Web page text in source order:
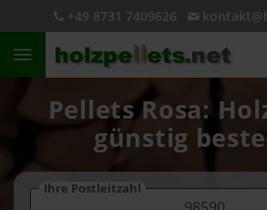
+49 8731 7409626
Pellets Rosa:
günstig
Ihre Postleitzahl